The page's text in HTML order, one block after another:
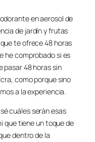
en aerosol de
de jardín y frutas
te ofrece 48 horas
he comprobado si es
48 horas sin
como porque sino
a la experiencia.
cuáles serán esas
que tiene un toque de
dentro de la